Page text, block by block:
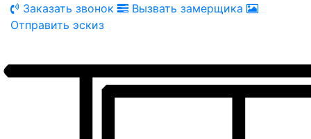
Заказать звонок
Вызвать замерщика
Отправить эскиз